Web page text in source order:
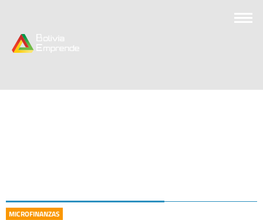
MICROFINANZAS